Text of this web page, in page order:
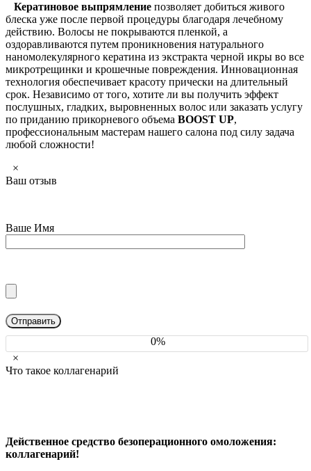
Кератиновое выпрямление позволяет добиться живого
блеска уже после первой процедуры благодаря лечебному
действию. Волосы не покрываются пленкой, а
оздоравливаются путем проникновения натурального
наномолекулярного кератина из экстракта черной икры во все
микротрещинки и крошечные повреждения. Инновационная
технология обеспечивает красоту прически на длительный
срок. Независимо от того, хотите ли вы получить эффект
послушных, гладких, выровненных волос или заказать услугу
по приданию прикорневого объема BOOST UP,
профессиональным мастерам нашего салона под силу задача
любой сложности!
×
Ваш отзыв
Ваше Имя
0%
×
Что такое коллагенарий
Действенное средство безоперационного омоложения:
коллагенарий!